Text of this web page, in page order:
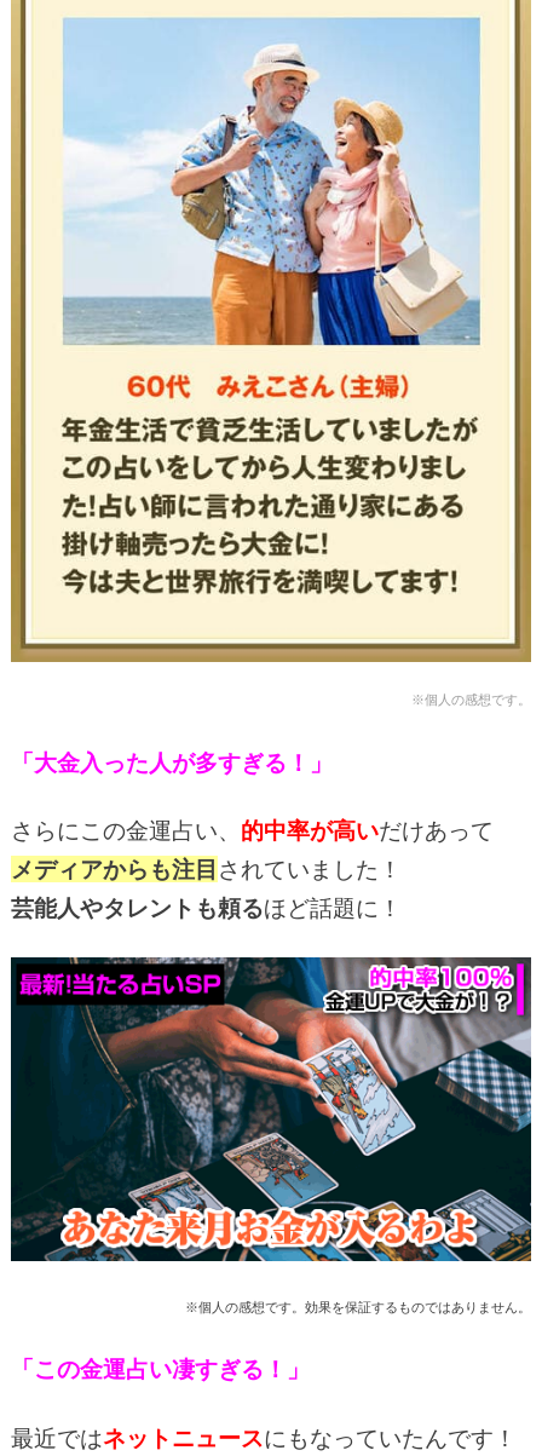
※個人の感想です。
「大金入った人が多すぎる！」
さらにこの金運占い、 的中率が高いだけあって
メディアからも注目 されていました！
芸能人やタレントも頼るほど話題に！
※個人の感想です。効果を保証するものではありません。
「この金運占い凄すぎる！」
最近ではネットニュースにもなっていたんです！